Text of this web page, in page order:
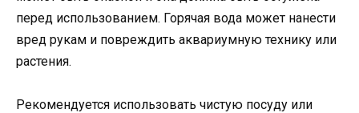
перед использованием. Горячая вода может нанести
вред рукам и повреждить аквариумную технику или
растения.
Рекомендуется использовать чистую посуду или